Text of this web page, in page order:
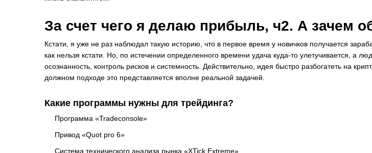
За счет чего я делаю прибыль, ч2. А зачем
Кстати, я уже не раз наблюдал такую историю, что в первое время у новичков получается
как нельзя кстати. Но, по истечении определенного времени удача куда-то улетучивается, а
осознанность, контроль рисков и системность. Действительно, идея быстро разбогатеть на
должном подходе это представляется вполне реальной задачей.
Какие программы нужны для трейдинга?
Программа «Tradeconsole»
Привод «Quot pro 6»
Система технического анализа рынка «XTick Extreme»